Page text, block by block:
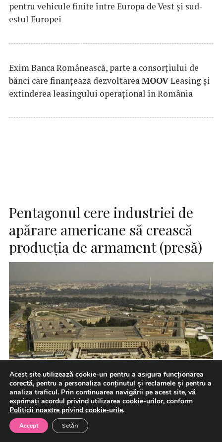
pentru vehicule finite între Europa de Vest și sud-
estul Europei
Exim Banca Românească, parte a consorțiului de
bănci care finanțează dezvoltareaMOOVLeasing și
extinderea leasingului operațional în România
Pentagonul cere industriei de
apărare americane să crească
producţia de armament (presă)
Pentagonul a cerut industriei de apărare din SUA să
crească rapid producţia şi livrarea de armament, au
relatat […]
Acest site utilizează cookie-uri pentru a asigura funcționarea
corectă, pentru a personaliza conținutul și reclamele și pentru a
analiza traficul. Prin continuarea navigării pe acest site, vă
exprimați acordul privind utilizarea cookie-urilor, conform
Politicii noastre privind cookie-urile.
Accept Setări